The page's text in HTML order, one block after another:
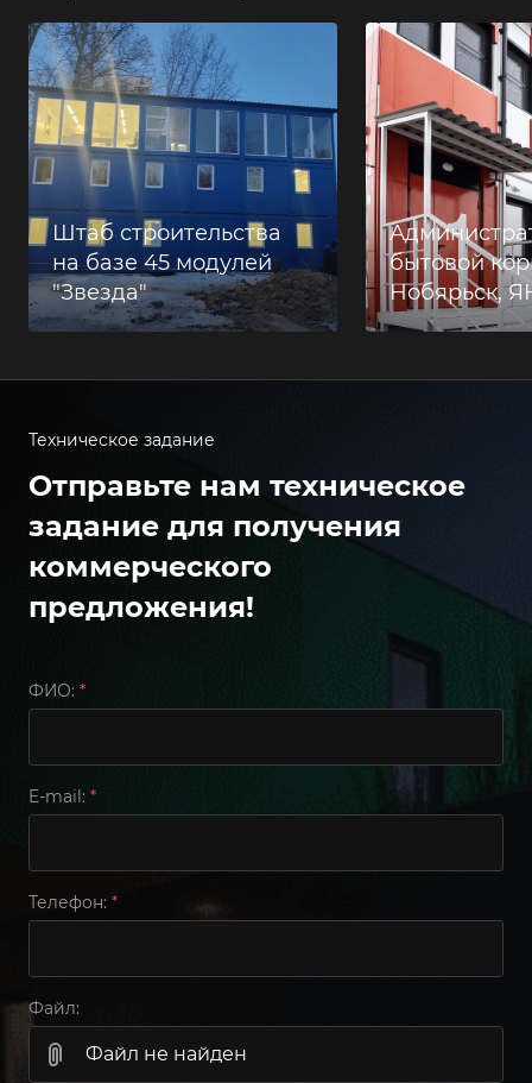
Штаб строительства
на базе 45 модулей
"Звезда"
бытовой
Нобярьск,
Техническое задание
Отправьте нам техническое
задание для получения
коммерческого
предложения!
ФИО: *
E-mail: *
Телефон: *
Файл:
Файл не найден